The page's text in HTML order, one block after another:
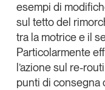
esempi di
sul tetto del
tra la motrice e il
Particolarmente
l’azione sul re-
punti di consegna